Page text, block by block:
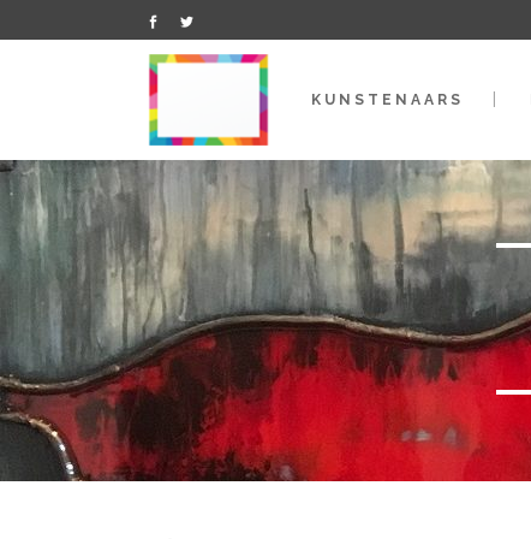
KUNSTENAARS